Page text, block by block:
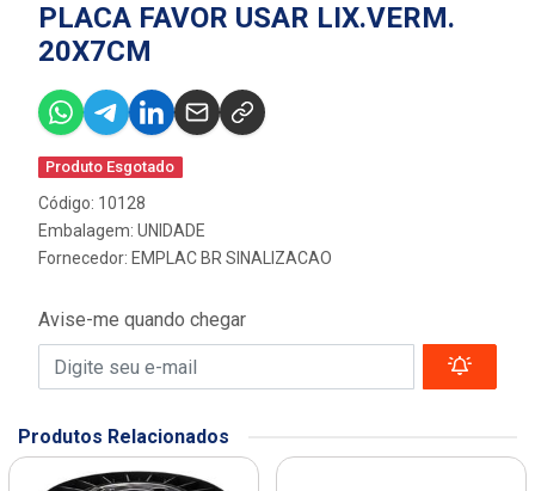
PLACA FAVOR USAR LIX.VERM.
20X7CM
Produto Esgotado
Código: 10128
Embalagem: UNIDADE
Fornecedor: EMPLAC BR SINALIZACAO
Avise-me quando chegar
Produtos Relacionados